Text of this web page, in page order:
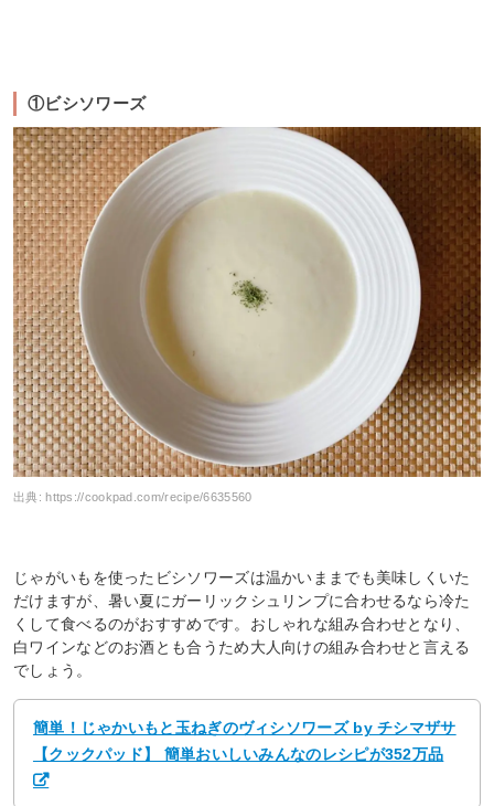
①ビシソワーズ
出典: https://cookpad.com/recipe/6635560
じゃがいもを使ったビシソワーズは温かいままでも美味しくいた
だけますが、暑い夏にガーリックシュリンプに合わせるなら冷た
くして食べるのがおすすめです。おしゃれな組み合わせとなり、
白ワインなどのお酒とも合うため大人向けの組み合わせと言える
でしょう。
簡単！じゃかいもと玉ねぎのヴィシソワーズ by チシマザサ
【クックパッド】 簡単おいしいみんなのレシピが352万品